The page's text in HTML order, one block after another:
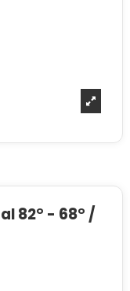
82° - 68° /